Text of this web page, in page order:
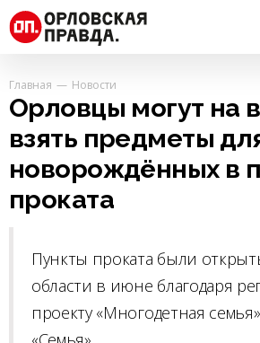
Главная Новости
Орловцы могут на
взять предметы
новорождённых в
проката
Пункты проката были
области в июне благодаря
проекту «Многодетная